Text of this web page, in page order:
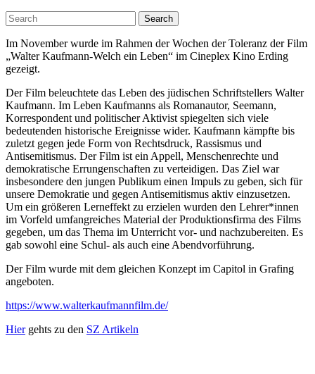
Search
Im November wurde im Rahmen der Wochen der Toleranz der Film
„Walter Kaufmann-Welch ein Leben“ im Cineplex Kino Erding
gezeigt.
Der Film beleuchtete das Leben des jüdischen Schriftstellers Walter
Kaufmann. Im Leben Kaufmanns als Romanautor, Seemann,
Korrespondent und politischer Aktivist spiegelten sich viele
bedeutenden historische Ereignisse wider. Kaufmann kämpfte bis
zuletzt gegen jede Form von Rechtsdruck, Rassismus und
Antisemitismus. Der Film ist ein Appell, Menschenrechte und
demokratische Errungenschaften zu verteidigen. Das Ziel war
insbesondere den jungen Publikum einen Impuls zu geben, sich für
unsere Demokratie und gegen Antisemitismus aktiv einzusetzen.
Um ein größeren Lerneffekt zu erzielen wurden den Lehrer*innen
im Vorfeld umfangreiches Material der Produktionsfirma des Films
gegeben, um das Thema im Unterricht vor- und nachzubereiten. Es
gab sowohl eine Schul- als auch eine Abendvorführung.
Der Film wurde mit dem gleichen Konzept im Capitol in Grafing
angeboten.
https://www.walterkaufmannfilm.de/
Hiergehts zu den SZ Artikeln